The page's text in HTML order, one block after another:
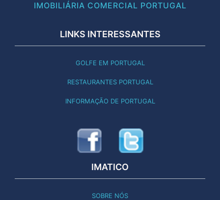
IMOBILIÁRIA COMERCIAL PORTUGAL
LINKS INTERESSANTES
GOLFE EM PORTUGAL
RESTAURANTES PORTUGAL
INFORMAÇÃO DE PORTUGAL
IMATICO
SOBRE NÓS